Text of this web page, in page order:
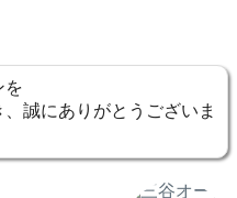
を
誠にありがとうございま